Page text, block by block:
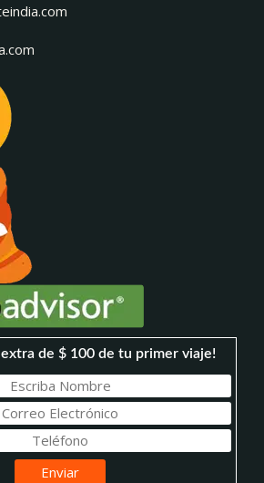
de $ 100 de tu primer viaje!